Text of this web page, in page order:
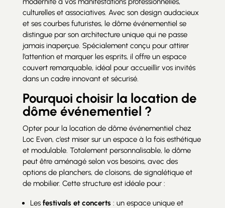
culturelles et associatives. Avec son design audacieux
et ses courbes futuristes, le dôme événementiel se
distingue par son architecture unique qui ne passe
jamais inaperçue. Spécialement conçu pour attirer
l’attention et marquer les esprits, il offre un espace
couvert remarquable, idéal pour accueillir vos invités
dans un cadre innovant et sécurisé.
Pourquoi choisir la location de
dôme événementiel ?
Opter pour la location de dôme événementiel chez
Loc Even, c’est miser sur un espace à la fois esthétique
et modulable. Totalement personnalisable, le dôme
peut être aménagé selon vos besoins, avec des
options de planchers, de cloisons, de signalétique et
de mobilier. Cette structure est idéale pour :
Les festivals et concerts : un espace unique et